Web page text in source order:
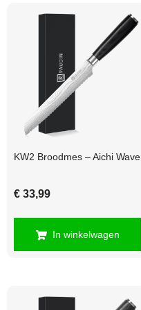
KW2 Broodmes – Aichi Wave
€ 33,99
In winkelwagen